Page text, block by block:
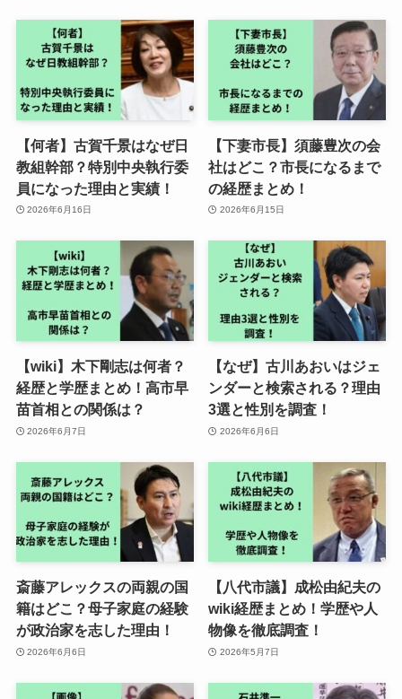
【何者】古賀千景はなぜ日
教組幹部？特別中央執行委
員になった理由と実績！
2026年6月16日
【下妻市長】須藤豊次の会
社はどこ？市長になるまで
の経歴まとめ！
2026年6月15日
【wiki】木下剛志は何者？
経歴と学歴まとめ！高市早
苗首相との関係は？
2026年6月7日
【なぜ】古川あおいはジェ
ンダーと検索される？理由
3選と性別を調査！
2026年6月6日
斎藤アレックスの両親の国
籍はどこ？母子家庭の経験
が政治家を志した理由！
2026年6月6日
【八代市議】成松由紀夫の
wiki経歴まとめ！学歴や人
物像を徹底調査！
2026年5月7日